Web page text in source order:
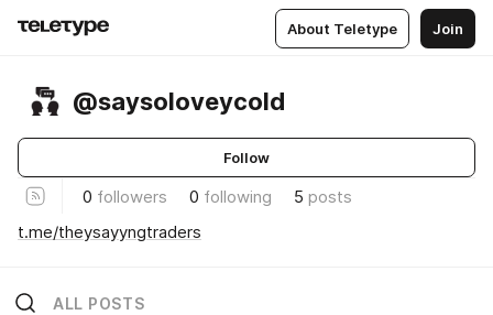
About Teletype Join
@saysoloveycold
Follow
0 followers 0 following 5 posts
t.me/theysayyngtraders
ALL POSTS